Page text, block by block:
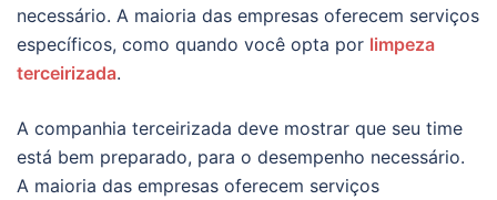
necessário. A maioria das empresas oferecem serviços
específicos, como quando você opta por limpeza
terceirizada.
A companhia terceirizada deve mostrar que seu time
está bem preparado, para o desempenho necessário.
A maioria das empresas oferecem serviços